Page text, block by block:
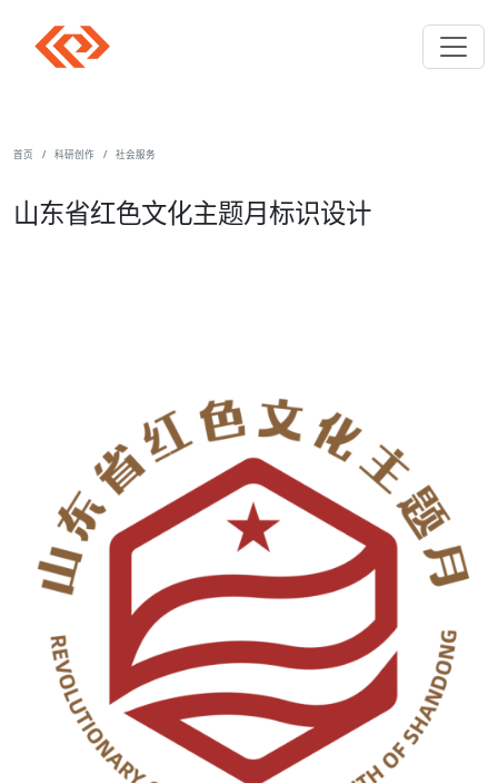
首页 科研创作 社会服务
山东省红色文化主题月标识设计